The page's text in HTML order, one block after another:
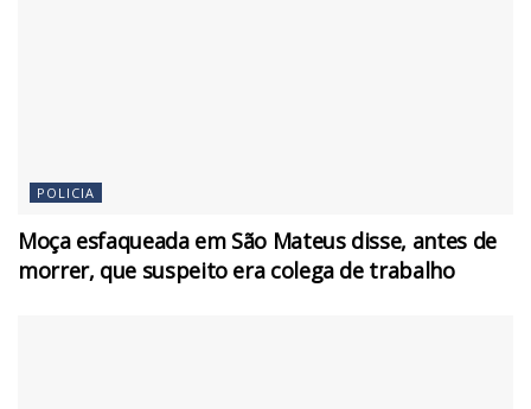
POLICIA
Moça esfaqueada em São Mateus disse, antes de
morrer, que suspeito era colega de trabalho